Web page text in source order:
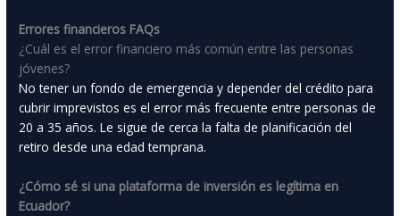
Errores financieros FAQs
¿Cuál es el error financiero más común entre las personas
jóvenes?
No tener un fondo de emergencia y depender del crédito para
cubrir imprevistos es el error más frecuente entre personas de
20 a 35 años. Le sigue de cerca la falta de planificación del
retiro desde una edad temprana.
¿Cómo sé si una plataforma de inversión es legítima en
Ecuador?